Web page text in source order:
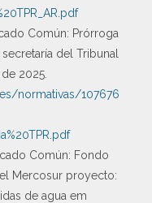
Común: Prórroga
del Tribunal
2025.
normativas/107676
Común: Fondo
Mercosur proyecto:
de agua em